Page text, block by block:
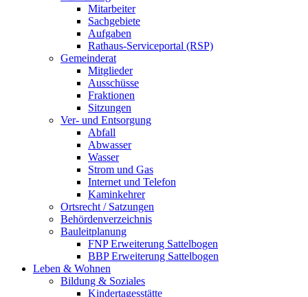
Mitarbeiter
Sachgebiete
Aufgaben
Rathaus-Serviceportal (RSP)
Gemeinderat
Mitglieder
Ausschüsse
Fraktionen
Sitzungen
Ver- und Entsorgung
Abfall
Abwasser
Wasser
Strom und Gas
Internet und Telefon
Kaminkehrer
Ortsrecht / Satzungen
Behördenverzeichnis
Bauleitplanung
FNP Erweiterung Sattelbogen
BBP Erweiterung Sattelbogen
Leben & Wohnen
Bildung & Soziales
Kindertagesstätte